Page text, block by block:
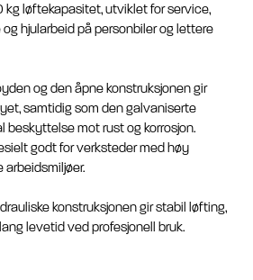
løftekapasitet, utviklet for service,
og hjularbeid på personbiler og lettere
og den åpne konstruksjonen gir
samtidig som den galvaniserte
beskyttelse mot rust og korrosjon.
godt for verksteder med høy
konstruksjonen gir stabil løfting,
levetid ved profesjonell bruk.